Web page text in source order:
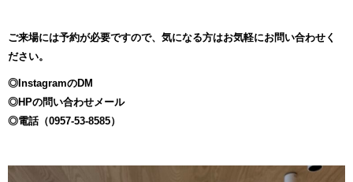
ご来場には予約が必要ですので、気になる方はお気軽にお問い合わせく
ださい。
◎InstagramのDM
◎HPの問い合わせメール
◎電話（0957-53-8585）